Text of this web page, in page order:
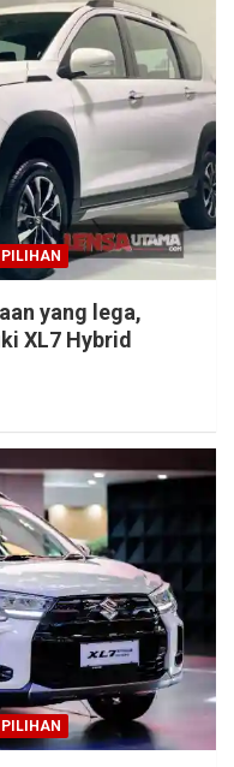
PILIHAN
yang lega,
XL7 Hybrid
PILIHAN